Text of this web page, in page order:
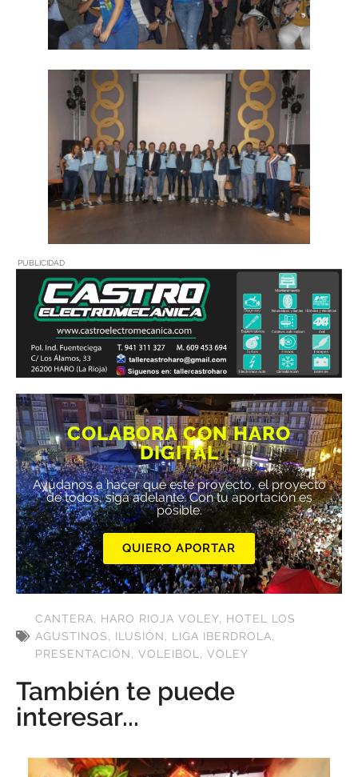
PUBLICIDAD
COLABORA CON HARO
DIGITAL
Ayúdanos a hacer que este proyecto, el proyecto
de todos, siga adelante. Con tu aportación es
posible.
QUIERO APORTAR
CANTERA, HARO RIOJA VOLEY, HOTEL LOS
AGUSTINOS, ILUSIÓN, LIGA IBERDROLA,
PRESENTACIÓN, VOLEIBOL, VOLEY
También te puede
interesar...